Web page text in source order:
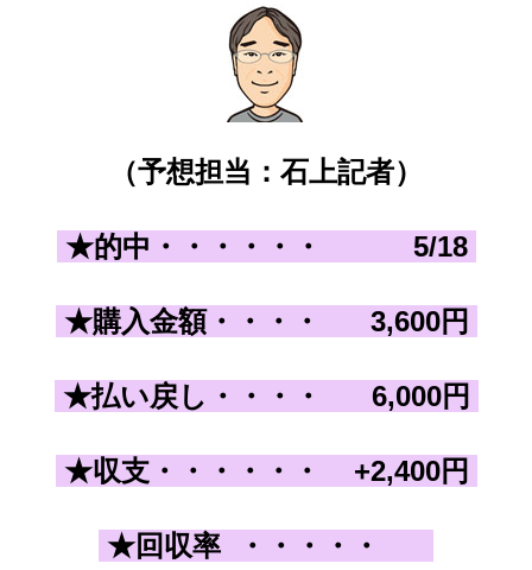
（予想担当：石上記者）
★的中・・・・・・ 5/18
★購入金額・・・ ・ 3,600円
★払い戻し ・・・ ・ 6,000円
★収支・・・ ・・・ +2,400円
★回収率 ・・・・・